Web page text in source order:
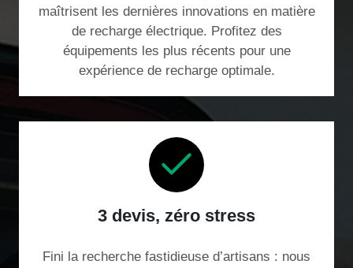
maîtrisent les dernières innovations en matière
de recharge électrique. Profitez des
équipements les plus récents pour une
expérience de recharge optimale.
3 devis, zéro stress
Fini la recherche fastidieuse d’artisans : nous